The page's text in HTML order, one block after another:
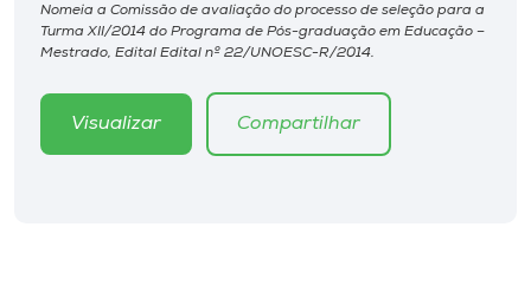
Editora
Rádio
Nomeia a Comissão de avaliação do processo de seleção para a
Turma XII/2014 do Programa de Pós-graduação em Educação –
Mestrado, Edital Edital nº 22/UNOESC-R/2014.
Visualizar Compartilhar